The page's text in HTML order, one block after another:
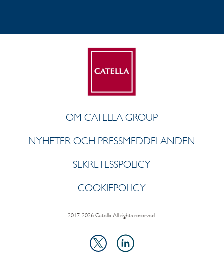
OM CATELLA GROUP
NYHETER OCH PRESSMEDDELANDEN
SEKRETESSPOLICY
COOKIEPOLICY
2017-2026 Catella. All rights reserved.
X
LinkedIn